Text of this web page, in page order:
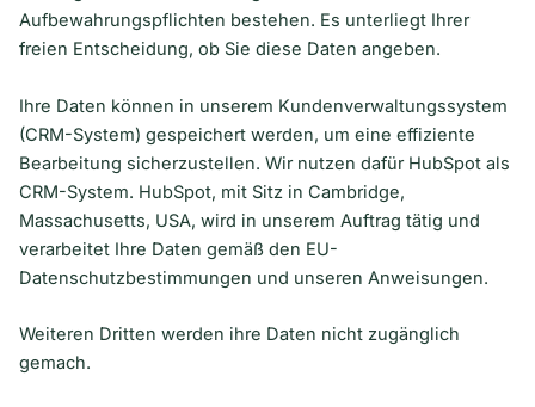
Aufbewahrungspflichten bestehen. Es unterliegt Ihrer
freien Entscheidung, ob Sie diese Daten angeben.
Ihre Daten können in unserem Kundenverwaltungssystem
(CRM-System) gespeichert werden, um eine effiziente
Bearbeitung sicherzustellen. Wir nutzen dafür HubSpot als
CRM-System. HubSpot, mit Sitz in Cambridge,
Massachusetts, USA, wird in unserem Auftrag tätig und
verarbeitet Ihre Daten gemäß den EU-
Datenschutzbestimmungen und unseren Anweisungen.
Weiteren Dritten werden ihre Daten nicht zugänglich
gemach.